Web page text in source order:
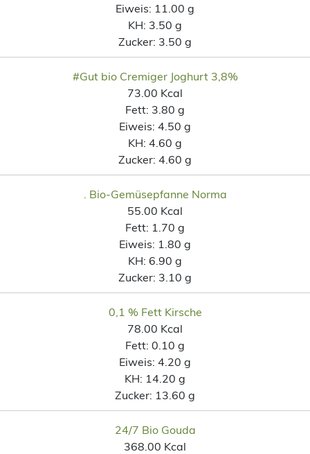
Eiweis: 11.00 g
KH: 3.50 g
Zucker: 3.50 g
#Gut bio Cremiger Joghurt 3,8%
73.00 Kcal
Fett: 3.80 g
Eiweis: 4.50 g
KH: 4.60 g
Zucker: 4.60 g
. Bio-Gemüsepfanne Norma
55.00 Kcal
Fett: 1.70 g
Eiweis: 1.80 g
KH: 6.90 g
Zucker: 3.10 g
0,1 % Fett Kirsche
78.00 Kcal
Fett: 0.10 g
Eiweis: 4.20 g
KH: 14.20 g
Zucker: 13.60 g
24/7 Bio Gouda
368.00 Kcal